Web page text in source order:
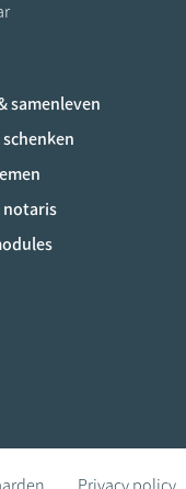
sociaux
samenleven
schenken
notaris